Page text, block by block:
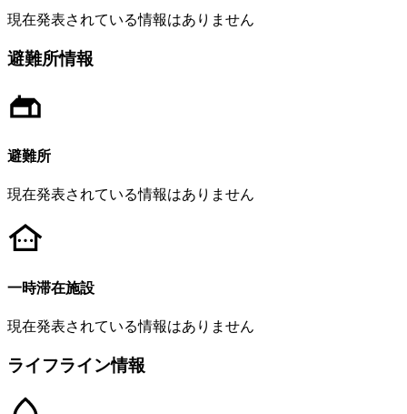
現在発表されている情報はありません
避難所情報
避難所
現在発表されている情報はありません
一時滞在施設
現在発表されている情報はありません
ライフライン情報